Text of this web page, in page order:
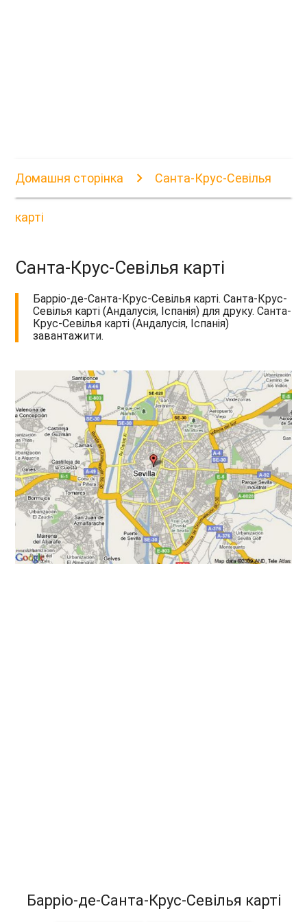
Домашня сторінка Санта-Крус-Севілья
карті
Санта-Крус-Севілья карті
Барріо-де-Санта-Крус-Севілья карті. Санта-Крус-
Севілья карті (Андалусія, Іспанія) для друку. Санта-
Крус-Севілья карті (Андалусія, Іспанія)
завантажити.
Барріо-де-Санта-Крус-Севілья карті